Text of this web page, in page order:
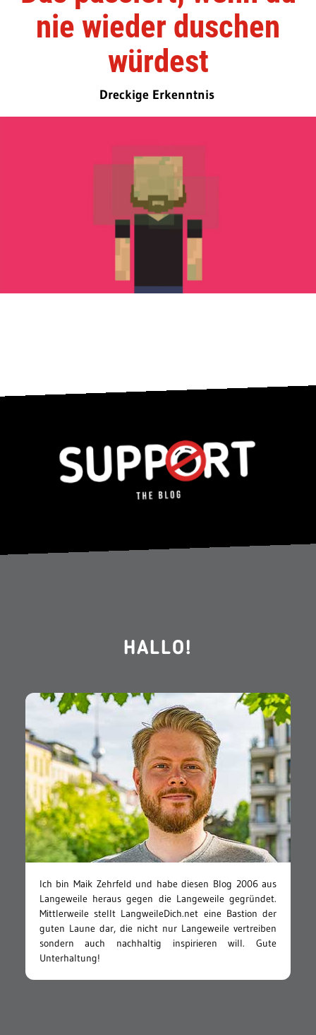
nie wieder duschen
würdest
Dreckige Erkenntnis
HALLO!
Ich bin Maik Zehrfeld und habe diesen Blog 2006 aus
Langeweile heraus gegen die Langeweile gegründet.
Mittlerweile stellt LangweileDich.net eine Bastion der
guten Laune dar, die nicht nur Langeweile vertreiben
sondern auch nachhaltig inspirieren will. Gute
Unterhaltung!